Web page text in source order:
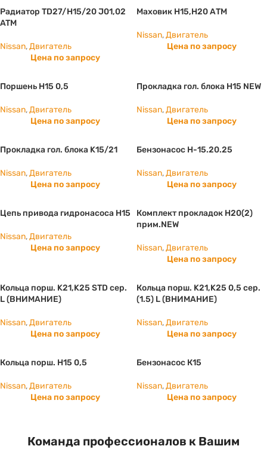
Радиатор TD27/H15/20 J01,02
ATM
Nissan,Двигатель
Цена по запросу
Маховик Н15,Н20 АТМ
Nissan,Двигатель
Цена по запросу
Поршень H15 0,5
Nissan,Двигатель
Цена по запросу
Прокладка гол. блока H15 NEW
Nissan,Двигатель
Цена по запросу
Прокладка гол. блока K15/21
Nissan,Двигатель
Цена по запросу
Бензонасос H-15.20.25
Nissan,Двигатель
Цена по запросу
Цепь привода гидронасоса H15
Nissan,Двигатель
Цена по запросу
Комплект прокладок H20(2)
прим.NEW
Nissan,Двигатель
Цена по запросу
Кольца порш. K21,K25 STD сер.
L (ВНИМАНИЕ)
Nissan,Двигатель
Цена по запросу
Кольца порш. K21,K25 0,5 сер.
(1.5) L (ВНИМАНИЕ)
Nissan,Двигатель
Цена по запросу
Кольца порш. H15 0,5
Nissan,Двигатель
Цена по запросу
Бензонасос К15
Nissan,Двигатель
Цена по запросу
Команда профессионалов к Вашим